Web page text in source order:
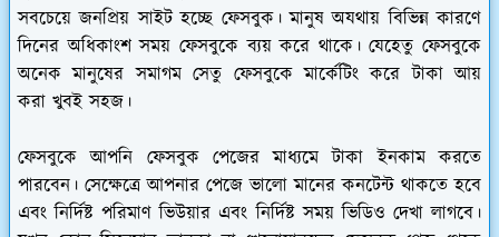
সবচেয়ে জনপ্রিয় সাইট হচ্ছে ফেসবুক। মানুষ অযথায় বিভিন্ন কারণে
দিনের অধিকাংশ সময় ফেসবুকে ব্যয় করে থাকে। যেহেতু ফেসবুকে
অনেক মানুষের সমাগম সেতু ফেসবুকে মার্কেটিং করে টাকা আয়
করা খুবই সহজ।
ফেসবুকে আপনি ফেসবুক পেজের মাধ্যমে টাকা ইনকাম করতে
পারবেন। সেক্ষেত্রে আপনার পেজে ভালো মানের কনটেন্ট থাকতে হবে
এবং নির্দিষ্ট পরিমাণ ভিউয়ার এবং নির্দিষ্ট সময় ভিডিও দেখা লাগবে।